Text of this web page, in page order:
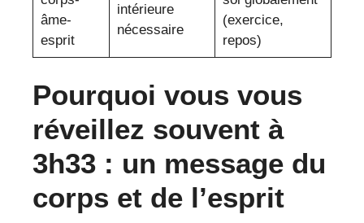
âme-
esprit
intérieure
nécessaire
(exercice,
repos)
Pourquoi vous vous
réveillez souvent à
3h33 : un message du
corps et de l’esprit